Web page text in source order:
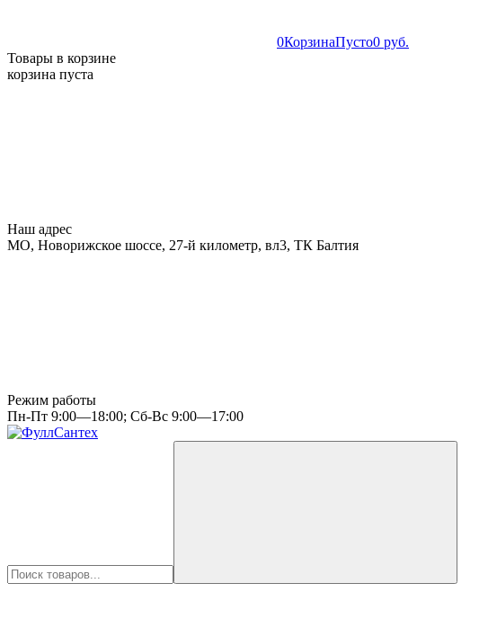
0КорзинаПусто0 руб.
Товары в корзине
корзина пуста
Наш адрес
МО, Новорижское шоссе, 27-й километр, вл3, ТК Балтия
Режим работы
Пн-Пт 9:00—18:00; Сб-Вс 9:00—17:00